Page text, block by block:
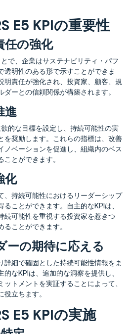
E5 KPIの重要性
任の強化
で、企業はサステナビリティ・パフ
透明性のある形で示すことができま
明責任が強化され、投資家、顧客、規
ーとの信頼関係が構築されます。
進
的な目標を設定し、持続可能性の実
を奨励します。これらの指標は、改善
ノベーションを促進し、組織内のベス
ことができます。
化
、持続可能性におけるリーダーシップ
ことができます。自主的なKPIは、
続可能性を重視する投資家を惹きつ
ことができます。
ーの期待に応える
詳細で確固とした持続可能性情報をま
なKPIは、追加的な洞察を提供し、
トメントを実証することによって、
立ちます。
E5 KPIの実施